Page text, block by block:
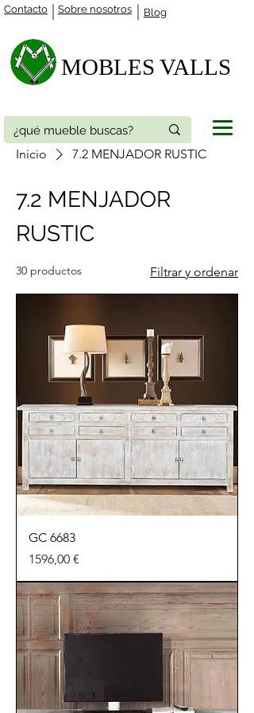
Contacto Blog
Sobre nosotros
MOBLES VALLS​
Inicio 7.2 MENJADOR RUSTIC
7.2 MENJADOR
RUSTIC
30 productos Filtrar y ordenar
GC 6683
Precio
1596,00 €